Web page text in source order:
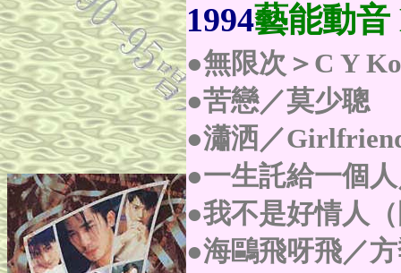
1994藝能動音
●無限次＞C Y
●苦戀／莫少聰
●瀟洒／
●一生託給一個
●我不是好情人
●海鷗飛呀飛／